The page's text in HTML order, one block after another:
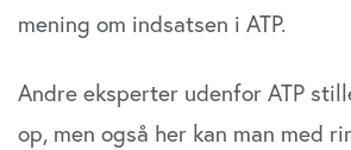
mening om indsatsen i ATP.
Andre eksperter udenfor ATP
op, men også her kan man med